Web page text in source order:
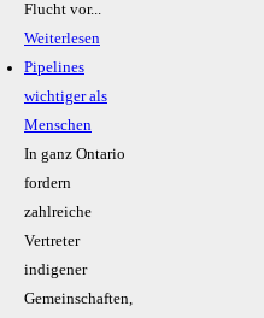
Flucht vor...
Weiterlesen
Pipelines
wichtiger als
Menschen
In ganz Ontario
fordern
zahlreiche
Vertreter
indigener
Gemeinschaften,